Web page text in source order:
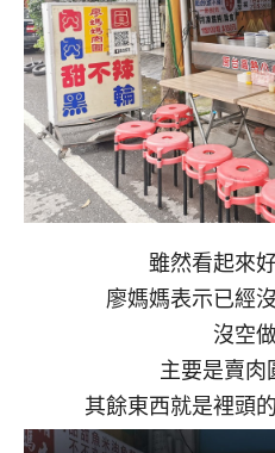
雖然看起來
廖媽媽表示已經
沒空
主要是賣肉
其餘東西就是裡頭